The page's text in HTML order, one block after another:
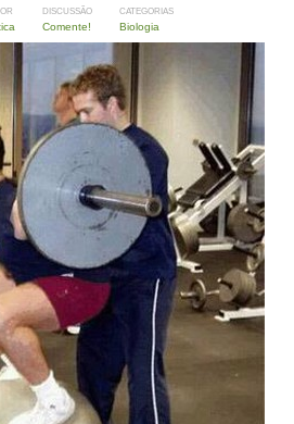
DISCUSSÃO
Comente!
CATEGORIAS
Biologia